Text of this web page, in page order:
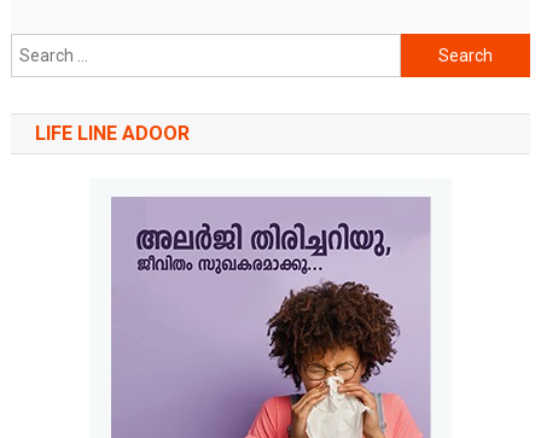
Search
for:
LIFE LINE ADOOR